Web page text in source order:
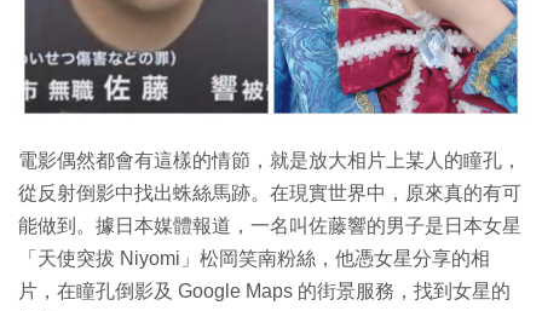
電影偶然都會有這樣的情節，就是放大相片上某人的瞳孔，
從反射倒影中找出蛛絲馬跡。在現實世界中，原來真的有可
能做到。據日本媒體報道，一名叫佐藤響的男子是日本女星
「天使突拔 Niyomi」松岡笑南粉絲，他憑女星分享的相
片，在瞳孔倒影及 Google Maps 的街景服務，找到女星的